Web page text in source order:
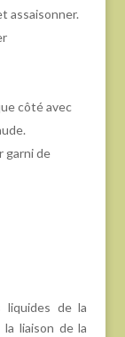
assaisonner.
côté avec
garni de
liquides de la
liaison de la